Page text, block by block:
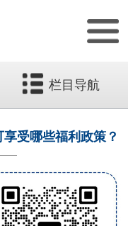
栏目导航
受哪些福利政策？